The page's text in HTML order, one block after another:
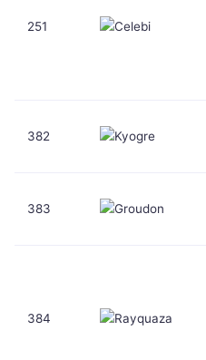
251
382
383
384